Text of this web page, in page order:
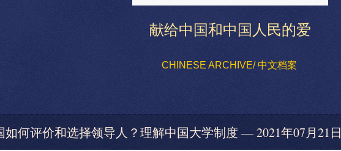
献给中国和中国人民的爱
CHINESE ARCHIVE/ 中文档案
何评价和选择领导人？理解中国大学制度 — 2021年07月21日